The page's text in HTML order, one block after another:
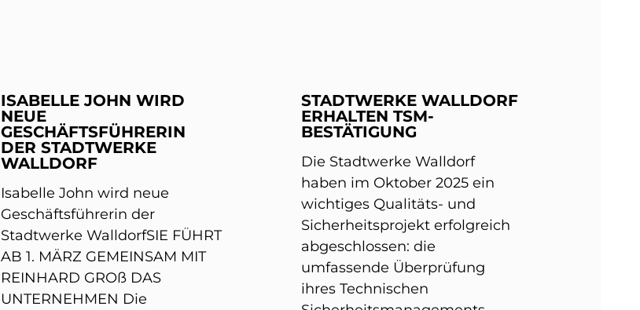
ISABELLE JOHN WIRD
NEUE
GESCHÄFTSFÜHRERIN
DER STADTWERKE
WALLDORF
Isabelle John wird neue
Geschäftsführerin der
Stadtwerke WalldorfSIE FÜHRT
AB 1. MÄRZ GEMEINSAM MIT
REINHARD GROß DAS
UNTERNEHMEN Die
STADTWERKE WALLDORF
ERHALTEN TSM-
BESTÄTIGUNG
Die Stadtwerke Walldorf
haben im Oktober 2025 ein
wichtiges Qualitäts- und
Sicherheitsprojekt erfolgreich
abgeschlossen: die
umfassende Überprüfung
ihres Technischen